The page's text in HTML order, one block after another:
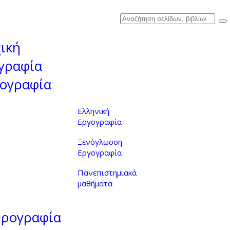
Ελληνική
Εργογραφία
Ξενόγλωσση
Εργογραφία
Πανεπιστημιακά
μαθήματα